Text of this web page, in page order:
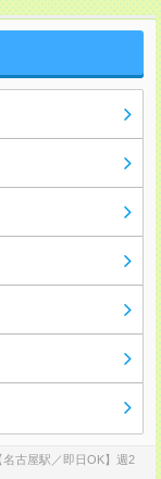
古屋駅／即日OK】週2